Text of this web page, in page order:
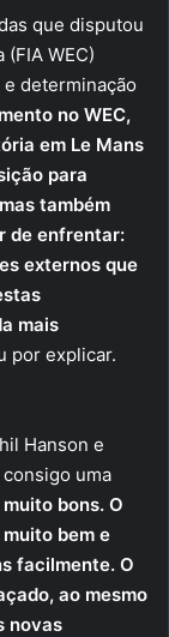
que disputou
WEC)
determinação
no WEC,
em Le Mans
para
também
de enfrentar:
externos que
mais
por explicar.
Hanson e
uma
bons. O
bem e
facilmente. O
ao mesmo
novas